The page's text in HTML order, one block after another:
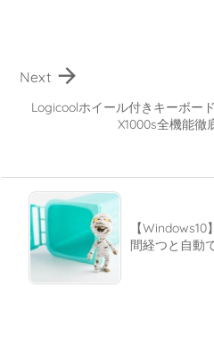
Logicoolホイール付きキーボー
X1000s全機能徹

Next
【
間経つと自動